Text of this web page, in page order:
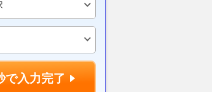
で入力完了